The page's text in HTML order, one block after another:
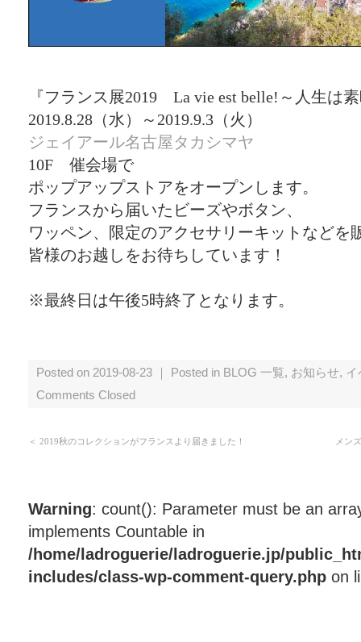
『フランス展2019 La vie est belle!～人生は
2019.8.28（水）～2019.9.3（火）
ジェイアール名古屋タカシマヤ
10F 催会場で
ポップアップストアをオープンします。
フランスから届いたビーズやボタン、
ワッペン、限定のアクセサリーキットなどを
皆様のお越しをお待ちしています！
※最終日は午後5時終了となります。
Posted on 2019-08-23 ｜ Posted in BLOG 一覧, お知らせ,
Comments Closed
＜ 2019秋のコレクションがフランスより届きました！ メン
Warning: count(): Parameter must be an
implements Countable in
/home/ladroguerie/ladroguerie.jp/
includes/class-wp-comment-query.php on